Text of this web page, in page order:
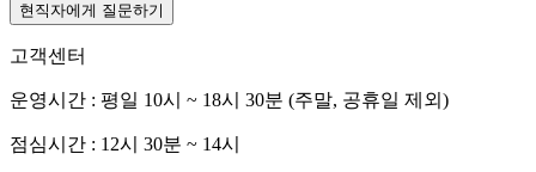
현직자에게 질문하기
고객센터
운영시간 : 평일 10시 ~ 18시 30분 (주말, 공휴일 제외)
점심시간 : 12시 30분 ~ 14시